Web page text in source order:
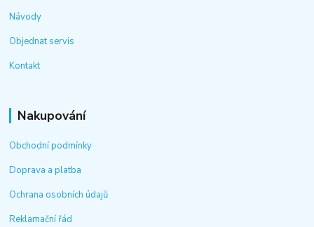
Návody
Objednat servis
Kontakt
Nakupování
Obchodní podmínky
Doprava a platba
Ochrana osobních údajů
Reklamační řád